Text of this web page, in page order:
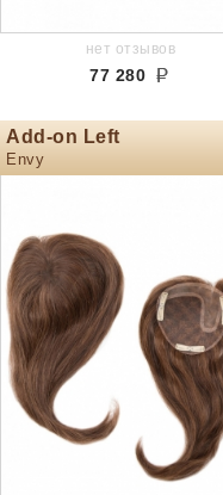
нет отзывов
77 280
Add-on Left
Envy